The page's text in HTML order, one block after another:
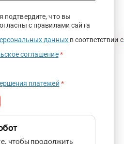
подтвердите, что вы
с правилами сайта
данных в соответствии с
соглашение *
платежей *